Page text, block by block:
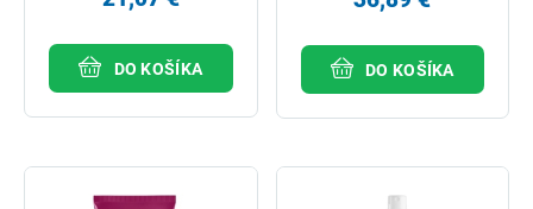
DO KOŠÍKA DO KOŠÍKA